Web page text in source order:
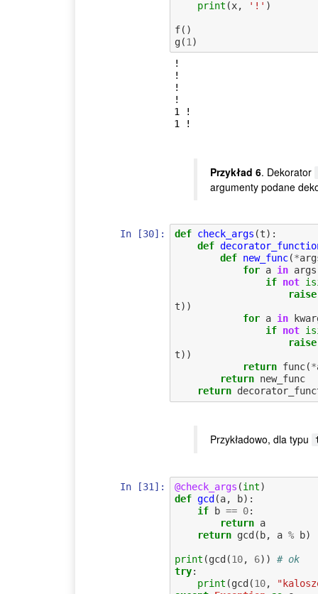
print (x, '!' )
f()
g(1 )
!
!
!
!
1 !
Przykład 6. Dekorator
argumenty podane
In [30]: def check_args (t):
def
def new_func(*
for a in args
if not
raise
t))
for a in
if not
raise
t))
return func(*
return new_func
return
Przykładowo, dla typu
In [31]: @check_args (int)
def gcd (a, b):
if
b == 0:
return a
return gcd ( b, a % b)
print (gcd (10, 6))
# ok
try:
print (gcd (10,